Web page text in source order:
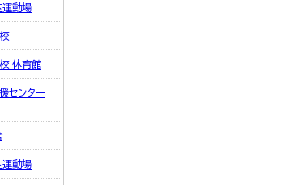
運動場
体育館
センター
運動場